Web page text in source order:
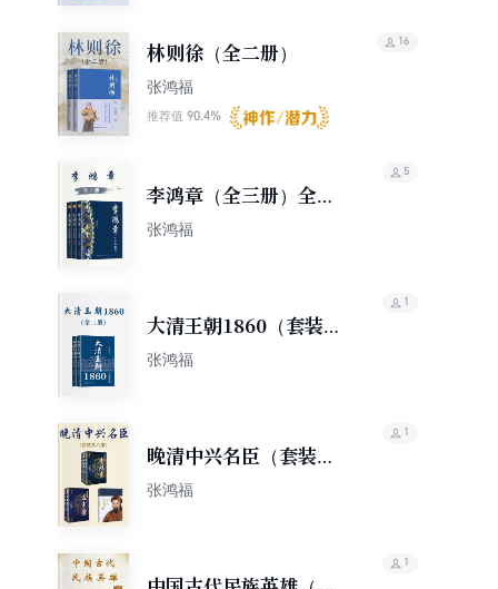
林则徐（全二册）
张鸿福
推荐值 90.4%
16
李鸿章（全三册）全新
修订珍藏版
张鸿福
5
大清王朝1860（套装共
2册）
张鸿福
1
晚清中兴名臣（套装共
六册）
张鸿福
1
1